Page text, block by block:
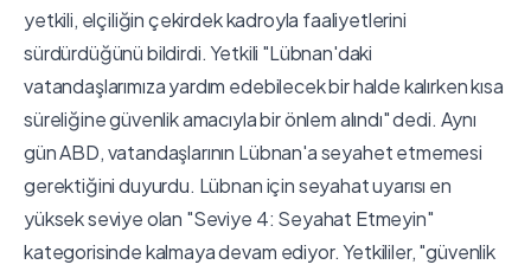
yetkili, elçiliğin çekirdek kadroyla faaliyetlerini
sürdürdüğünü bildirdi. Yetkili "Lübnan'daki
vatandaşlarımıza yardım edebilecek bir halde kalırken kısa
süreliğine güvenlik amacıyla bir önlem alındı" dedi. Aynı
gün ABD, vatandaşlarının Lübnan'a seyahet etmemesi
gerektiğini duyurdu. Lübnan için seyahat uyarısı en
yüksek seviye olan "Seviye 4: Seyahat Etmeyin"
kategorisinde kalmaya devam ediyor. Yetkililer, "güvenlik